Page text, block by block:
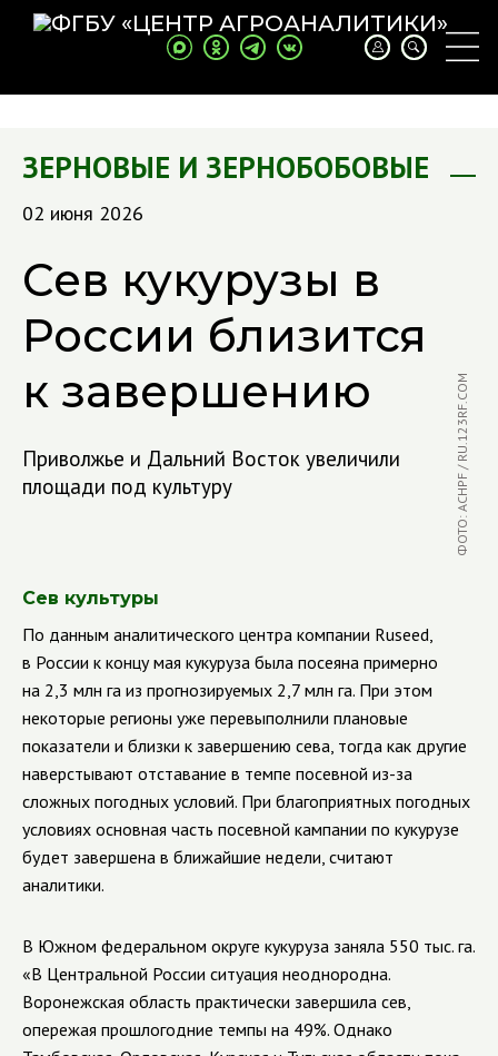
ЗЕРНОВЫЕ И ЗЕРНОБОБОВЫЕ
02 июня 2026
Сев кукурузы в
России близится
к завершению
Приволжье и Дальний Восток увеличили
площади под культуру
ФОТО: ACHPF / RU.123RF.COM
Сев культуры
По данным аналитического центра компании Ruseed,
в России к концу мая кукуруза была посеяна примерно
на 2,3 млн га из прогнозируемых 2,7 млн га. При этом
некоторые регионы уже перевыполнили плановые
показатели и близки к завершению сева, тогда как другие
наверстывают отставание в темпе посевной из-за
сложных погодных условий. При благоприятных погодных
условиях основная часть посевной кампании по кукурузе
будет завершена в ближайшие недели, считают
аналитики.
В Южном федеральном округе кукуруза заняла 550 тыс. га.
«В Центральной России ситуация неоднородна.
Воронежская область практически завершила сев,
опережая прошлогодние темпы на 49%. Однако